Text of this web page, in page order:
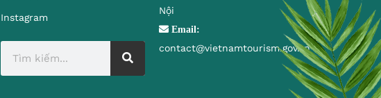
Instagram
Nội
Email:
contact@vietnamtourism.gov.vn